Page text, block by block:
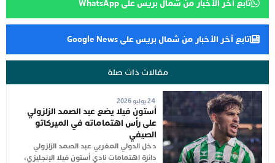
تابع آخر الأخبار من شمال بريس على WhatsApp
تابع آخر الأخبار من شمال بريس على Google News
مقالات ذات صلة
24 يوليو 2026
أستون فيلا يضع عبد الصمد الزلزولي
على رأس اهتماماته في الميركاتو
الصيفي
دخل الدولي المغربي عبد الصمد الزلزولي
دائرة اهتمامات نادي أستون فيلا الإنجليزي،